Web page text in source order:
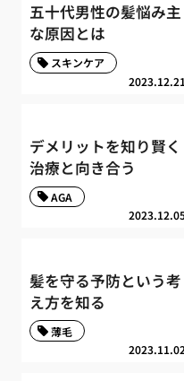
五十代男性の髪悩み主
な原因とは
2023.12.21
スキンケア
デメリットを知り賢く
治療と向き合う
AGA
髪を守る予防という考
え方を知る
薄毛